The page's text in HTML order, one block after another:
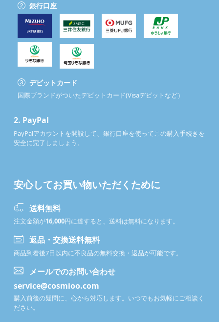
銀行口座
デビットカード
国際ブランドがついたデビットカード(Visaデビットなど）
2. PayPal
PayPalアカウントを開設して、銀行口座を使ってこの購入手続きを
安全に完了しましょう。
安心してお買い物いただくために
送料無料
注文金額が16,000円に達すると、送料は無料になります。
返品・交換送料無料
商品到着後7日以内に不良品の無料交換・返品が可能です。
メールでのお問い合わせ
service@cosmioo.com
購入前後の疑問に、心から対応します。いつでもお気軽にご相談く
ださい。